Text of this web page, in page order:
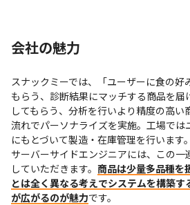
会社の魅力
スナックミーでは、「ユーザーに食の好
もらう、診断結果にマッチする商品を届
してもらう、分析を行いより精度の高い
流れでパーソナライズを実施。工場では
にもとづいて製造・在庫管理を行います。
サーバーサイドエンジニアには、この
していただきます。 商品は少量多品種を
とは全く異なる考えでシステムを構築す
が広がるのが魅力です。